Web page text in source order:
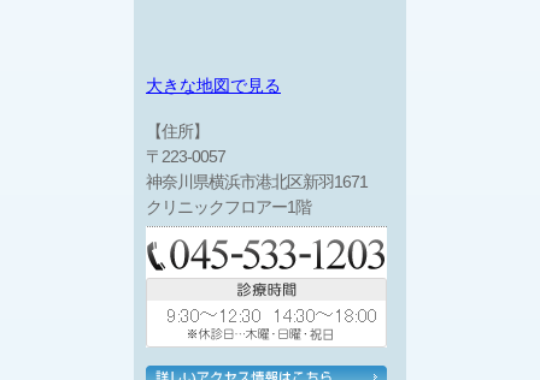
大きな地図で見る
【住所】
〒223-0057
神奈川県横浜市港北区新羽1671
クリニックフロアー1階